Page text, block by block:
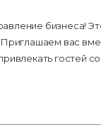
бизнеса!
вас
гостей